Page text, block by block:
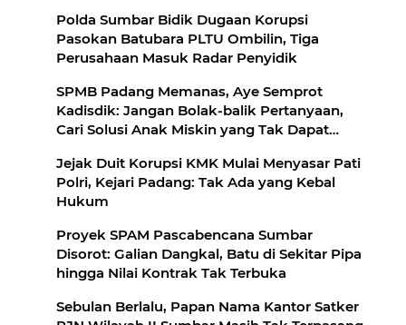
Polda Sumbar Bidik Dugaan Korupsi
Pasokan Batubara PLTU Ombilin, Tiga
Perusahaan Masuk Radar Penyidik
SPMB Padang Memanas, Aye Semprot
Kadisdik: Jangan Bolak-balik Pertanyaan,
Cari Solusi Anak Miskin yang Tak Dapat
Jejak Duit Korupsi KMK Mulai Menyasar Pati
Polri, Kejari Padang: Tak Ada yang Kebal
Hukum
Proyek SPAM Pascabencana Sumbar
Disorot: Galian Dangkal, Batu di Sekitar Pipa
hingga Nilai Kontrak Tak Terbuka
Sebulan Berlalu, Papan Nama Kantor Satker